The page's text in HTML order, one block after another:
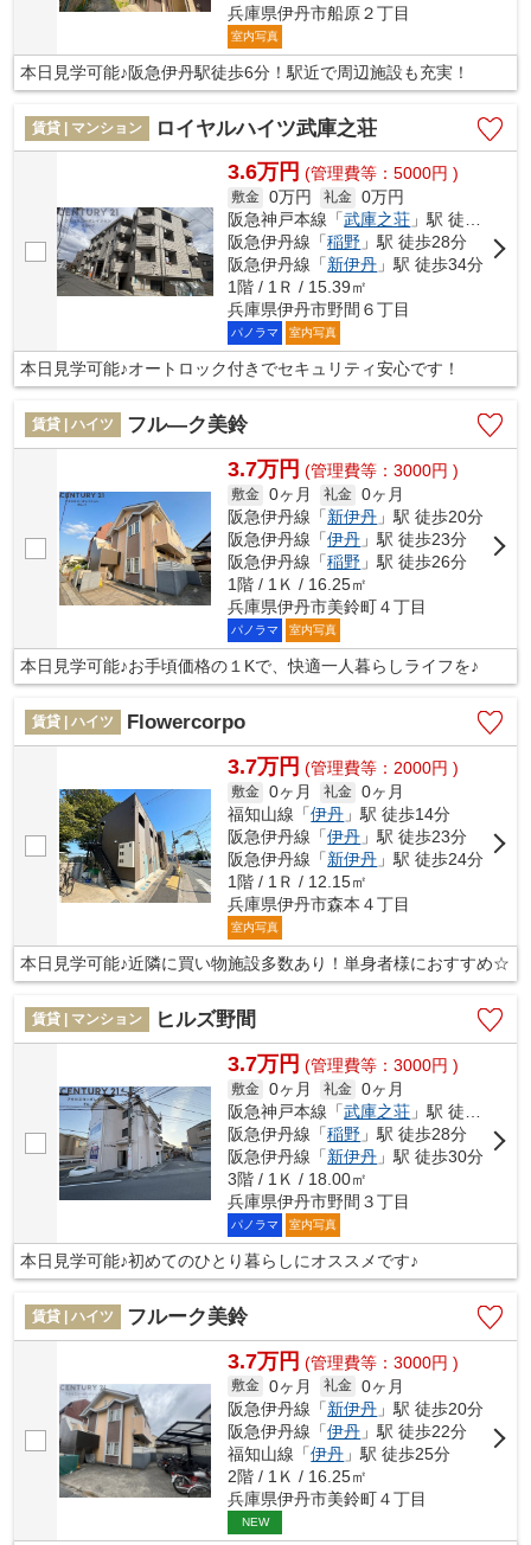
兵庫県伊丹市船原２丁目
室内写真
本日見学可能♪阪急伊丹駅徒歩6分！駅近で周辺施設も充実！
賃貸 | マンション ロイヤルハイツ武庫之荘
3.6万円 (管理費等：5000円 )
敷金 0万円 礼金 0万円
阪急神戸本線「武庫之荘 」駅 徒歩20分
阪急伊丹線「稲野 」駅 徒歩28分
阪急伊丹線「新伊丹 」駅 徒歩34分
1階 / 1Ｒ / 15.39㎡
兵庫県伊丹市野間６丁目
パノラマ 室内写真
本日見学可能♪オートロック付きでセキュリティ安心です！
賃貸 | ハイツ フル—ク美鈴
3.7万円 (管理費等：3000円 )
敷金 0ヶ月 礼金 0ヶ月
阪急伊丹線「新伊丹 」駅 徒歩20分
阪急伊丹線「伊丹 」駅 徒歩23分
阪急伊丹線「稲野 」駅 徒歩26分
1階 / 1Ｋ / 16.25㎡
兵庫県伊丹市美鈴町４丁目
パノラマ 室内写真
本日見学可能♪お手頃価格の１Kで、快適一人暮らしライフを♪
賃貸 | ハイツ Flowercorpo
3.7万円 (管理費等：2000円 )
敷金 0ヶ月 礼金 0ヶ月
福知山線「伊丹 」駅 徒歩14分
阪急伊丹線「伊丹 」駅 徒歩23分
阪急伊丹線「新伊丹 」駅 徒歩24分
1階 / 1Ｒ / 12.15㎡
兵庫県伊丹市森本４丁目
室内写真
本日見学可能♪近隣に買い物施設多数あり！単身者様におすすめ☆
賃貸 | マンション ヒルズ野間
3.7万円 (管理費等：3000円 )
敷金 0ヶ月 礼金 0ヶ月
阪急神戸本線「武庫之荘 」駅 徒歩27分
阪急伊丹線「稲野 」駅 徒歩28分
阪急伊丹線「新伊丹 」駅 徒歩30分
3階 / 1Ｋ / 18.00㎡
兵庫県伊丹市野間３丁目
パノラマ 室内写真
本日見学可能♪初めてのひとり暮らしにオススメです♪
賃貸 | ハイツ フルーク美鈴
3.7万円 (管理費等：3000円 )
敷金 0ヶ月 礼金 0ヶ月
阪急伊丹線「新伊丹 」駅 徒歩20分
阪急伊丹線「伊丹 」駅 徒歩22分
福知山線「伊丹 」駅 徒歩25分
2階 / 1Ｋ / 16.25㎡
兵庫県伊丹市美鈴町４丁目
NEW